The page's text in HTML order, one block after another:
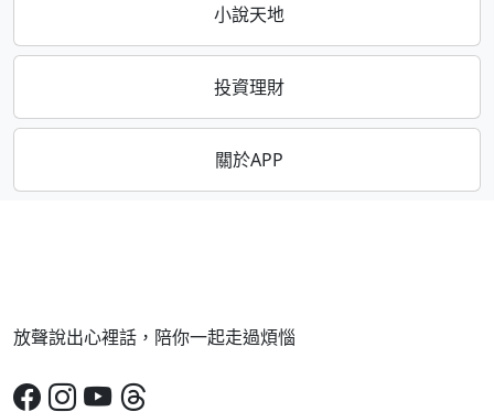
小說天地
投資理財
關於APP
放聲說出心裡話，陪你一起走過煩惱